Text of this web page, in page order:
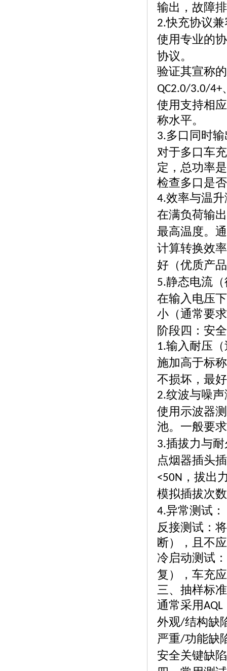
输出，故障
2.快充协议
使用专业的
协议。
验证其宣称
QC2.0/3.0/4+
使用支持相
称水平。
3.多口同时
对于多口车
定，总功率
检查多口是
4.效率与温
在满负荷输
最高温度。
计算转换效
好（优质产
5.静态电流
在输入电压
小（通常要求
阶段四：安
1.输入耐压
施加高于标
不损坏，最
2.纹波与噪
使用示波器
池。一般要求
3.插拔力与
点烟器插头
<50N ，拔出
模拟插拔次
4.异常测试：
反接测试：
断），且不
冷启动测试
复），车充
三、抽样标准
通常采用AQL
外观/结构缺
严重/功能缺
安全关键缺